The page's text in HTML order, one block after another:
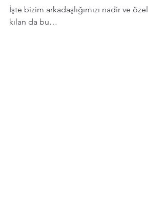
İşte bizim arkadaşlığımızı nadir ve özel
kılan da bu…